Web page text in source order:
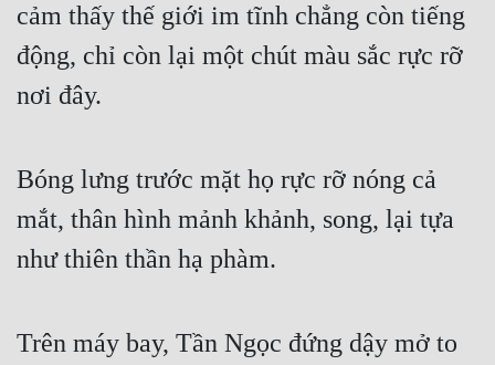
Gia Đấu
Góc Nhìn Nam
Huyền Nghi
Huyền Ảo
Hệ Thống
cảm thấy thế giới im tĩnh chẳng còn tiếng
động, chỉ còn lại một chút màu sắc rực rỡ
nơi đây.
Bóng lưng trước mặt họ rực rỡ nóng cả
mắt, thân hình mảnh khảnh, song, lại tựa
như thiên thần hạ phàm.
Trên máy bay, Tần Ngọc đứng dậy mở to